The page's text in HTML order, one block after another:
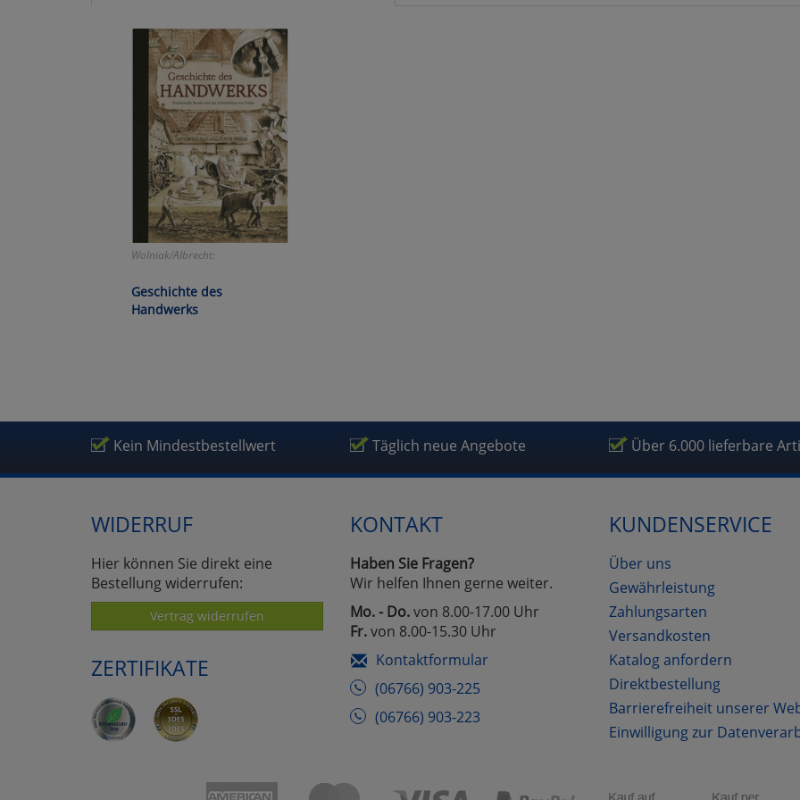
Wolniak/Albrecht:
Geschichte des
Handwerks
Kein Mindestbestellwert Täglich neue Angebote Über 6.000 lieferbare
WIDERRUF
Hier können Sie direkt eine
Bestellung widerrufen:
Vertrag widerrufen
ZERTIFIKATE
KONTAKT
Haben Sie Fragen?
Wir helfen Ihnen gerne weiter.
Mo. - Do.von 8.00-17.00 Uhr
Fr.von 8.00-15.30 Uhr
Kontaktformular
(06766) 903-225
(06766) 903-223
KUNDENSERVICE
Über uns
Gewährleistung
Zahlungsarten
Versandkosten
Katalog anfordern
Direktbestellung
Barrierefreiheit unserer
Einwilligung zur